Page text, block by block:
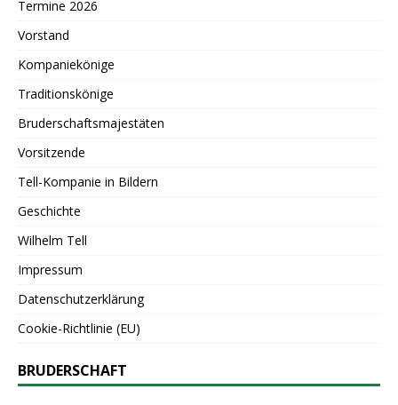
Termine 2026
Vorstand
Kompaniekönige
Traditionskönige
Bruderschaftsmajestäten
Vorsitzende
Tell-Kompanie in Bildern
Geschichte
Wilhelm Tell
Impressum
Datenschutzerklärung
Cookie-Richtlinie (EU)
BRUDERSCHAFT